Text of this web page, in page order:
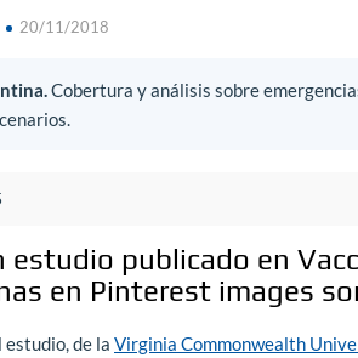
20/11/2018
Cobertura y análisis sobre
estudio publicado en
en Pinterest images
estudio, de la Virginia Commonwealth